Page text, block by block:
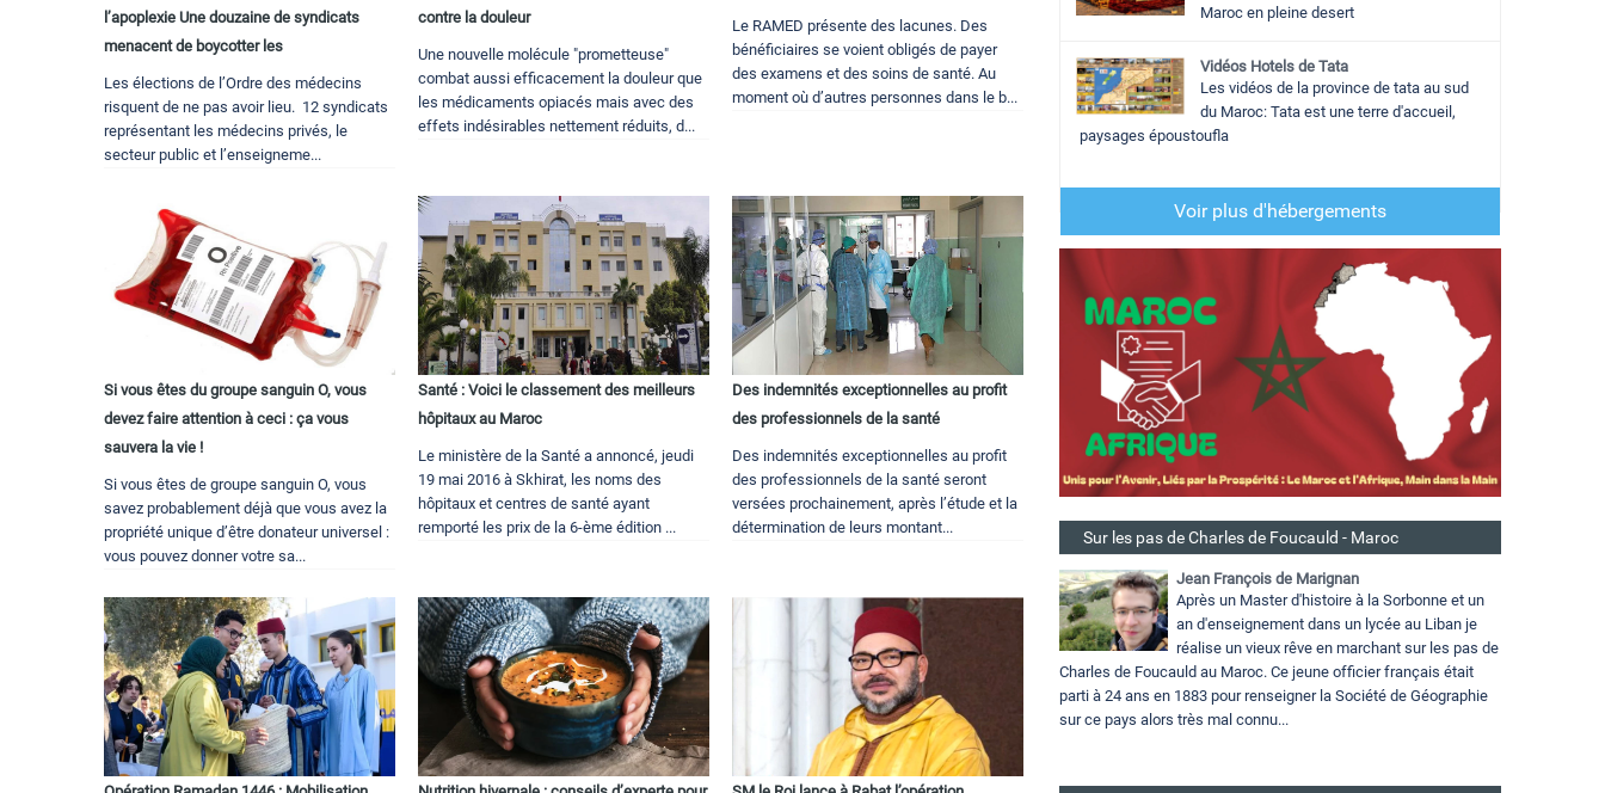
l’apoplexie Une douzaine de syndicats
menacent de boycotter les
Les élections de l’Ordre des médecins
risquent de ne pas avoir lieu. 12 syndicats
représentant les médecins privés, le
secteur public et l’enseigneme...
contre la douleur
Une nouvelle molécule "prometteuse"
combat aussi efficacement la douleur que
les médicaments opiacés mais avec des
effets indésirables nettement réduits, d...
Le RAMED présente des lacunes. Des
bénéficiaires se voient obligés de payer
des examens et des soins de santé. Au
moment où d’autres personnes dans le b...
Si vous êtes du groupe sanguin O, vous
devez faire attention à ceci : ça vous
sauvera la vie !
Si vous êtes de groupe sanguin O, vous
savez probablement déjà que vous avez la
propriété unique d’être donateur universel :
vous pouvez donner votre sa...
Santé : Voici le classement des meilleurs
hôpitaux au Maroc
Le ministère de la Santé a annoncé, jeudi
19 mai 2016 à Skhirat, les noms des
hôpitaux et centres de santé ayant
remporté les prix de la 6-ème édition ...
Des indemnités exceptionnelles au profit
des professionnels de la santé
Des indemnités exceptionnelles au profit
des professionnels de la santé seront
versées prochainement, après l’étude et la
détermination de leurs montant...
Maroc en pleine desert
Vidéos Hotels de Tata
Les vidéos de la province de tata au sud
du Maroc: Tata est une terre d'accueil,
paysages époustoufla
Voir plus d'hébergements
Sur les pas de Charles de Foucauld - Maroc
Jean François de Marignan
Après un Master d'histoire à la Sorbonne et un
an d'enseignement dans un lycée au Liban je
réalise un vieux rêve en marchant sur les pas de
Charles de Foucauld au Maroc. Ce jeune officier français était
parti à 24 ans en 1883 pour renseigner la Société de Géographie
sur ce pays alors très mal connu...